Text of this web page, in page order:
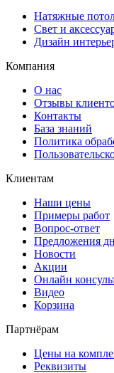
Натяжные
Свет и
Дизайн
Компания
О нас
Отзывы
Контакты
База знаний
Политика
Клиентам
Наши цены
Примеры работ
Вопрос-ответ
Предложения
Новости
Акции
Онлайн
Видео
Корзина
Партнёрам
Цены на
Реквизиты